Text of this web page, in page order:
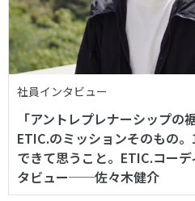
社員インタビュー
「アントレプレナーシップの
ETIC.のミッションそのもの
できて思うこと。ETIC.コー
タビュー──佐々木健介